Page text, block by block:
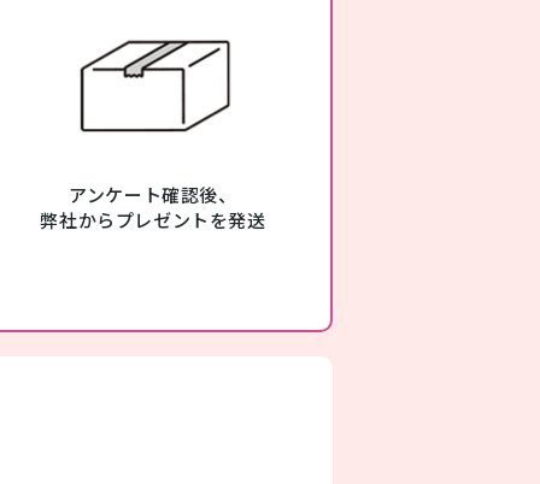
アンケート確認後、
弊社からプレゼントを発送